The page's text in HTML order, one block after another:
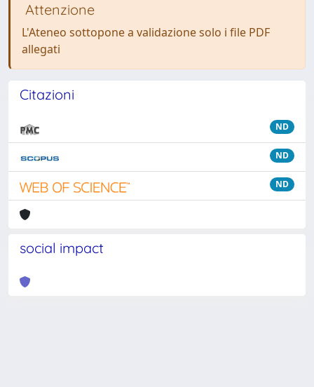
Attenzione
L'Ateneo sottopone a validazione solo i file PDF
allegati
Citazioni
ND
ND
ND
social impact